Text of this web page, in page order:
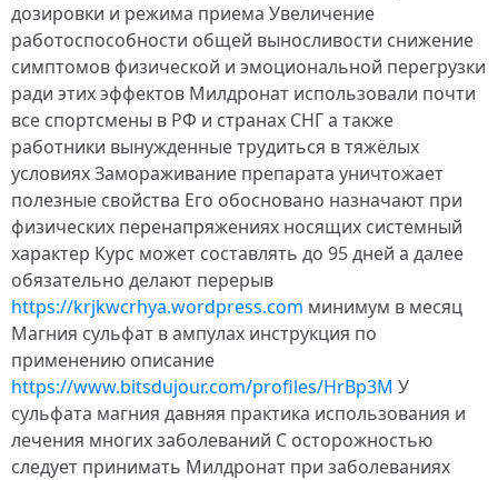
дозировки и режима приема Увеличение
работоспособности общей выносливости снижение
симптомов физической и эмоциональной перегрузки
ради этих эффектов Милдронат использовали почти
все спортсмены в РФ и странах СНГ а также
работники вынужденные трудиться в тяжёлых
условиях Замораживание препарата уничтожает
полезные свойства Его обосновано назначают при
физических перенапряжениях носящих системный
характер Курс может составлять до 95 дней а далее
обязательно делают перерыв
https://krjkwcrhya.wordpress.com минимум в месяц
Магния сульфат в ампулах инструкция по
применению описание
https://www.bitsdujour.com/profiles/HrBp3M У
сульфата магния давняя практика использования и
лечения многих заболеваний С осторожностью
следует принимать Милдронат при заболеваниях